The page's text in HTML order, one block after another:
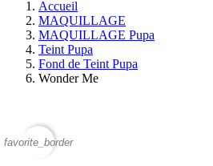
Accueil
MAQUILLAGE
MAQUILLAGE Pupa
Teint Pupa
Fond de Teint Pupa
Wonder Me
favorite_border